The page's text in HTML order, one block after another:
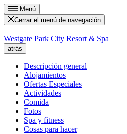
Menú
Cerrar el menú de navegación
Westgate Park City Resort & Spa
atrás
Descripción general
Alojamientos
Ofertas Especiales
Actividades
Comida
Fotos
Spa y fitness
Cosas para hacer